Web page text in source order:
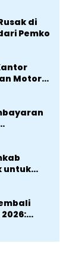
di
Pemko
Motor
untuk
dan Raih